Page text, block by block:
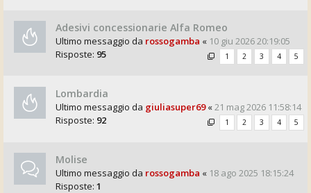
Adesivi concessionarie Alfa Romeo
Ultimo messaggio da rossogamba « 10 giu 2026 20:19:05
Risposte: 95 1 2 3 4 5
Lombardia
Ultimo messaggio da giuliasuper69«21 mag 2026 11:58:14
Risposte: 92 1 2 3 4 5
Molise
Ultimo messaggio da rossogamba « 18 ago 2025 18:15:24
Risposte: 1